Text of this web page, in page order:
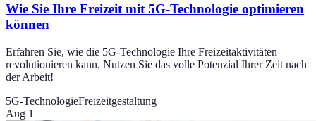
Wie Sie Ihre Freizeit mit 5G-Technologie optimieren
können
Erfahren Sie, wie die 5G-Technologie Ihre Freizeitaktivitäten
revolutionieren kann. Nutzen Sie das volle Potenzial Ihrer Zeit nach
der Arbeit!
5G-TechnologieFreizeitgestaltung
Aug 1